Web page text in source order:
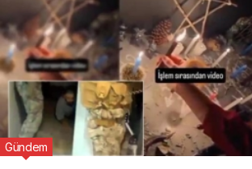
Gündem